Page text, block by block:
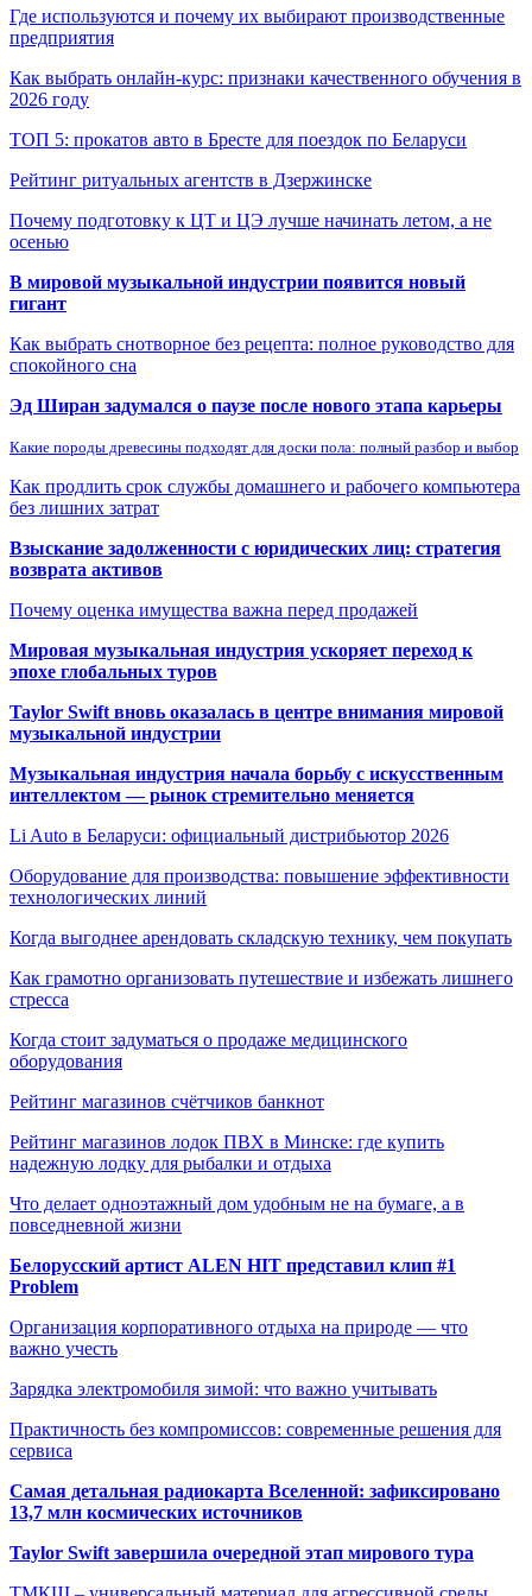
Где используются и почему их выбирают производственные
предприятия
Как выбрать онлайн-курс: признаки качественного обучения в
2026 году
ТОП 5: прокатов авто в Бресте для поездок по Беларуси
Рейтинг ритуальных агентств в Дзержинске
Почему подготовку к ЦТ и ЦЭ лучше начинать летом, а не
осенью
В мировой музыкальной индустрии появится новый
гигант
Как выбрать снотворное без рецепта: полное руководство для
спокойного сна
Эд Ширан задумался о паузе после нового этапа карьеры
Какие породы древесины подходят для доски пола: полный разбор и выбор
Как продлить срок службы домашнего и рабочего компьютера
без лишних затрат
Взыскание задолженности с юридических лиц: стратегия
возврата активов
Почему оценка имущества важна перед продажей
Мировая музыкальная индустрия ускоряет переход к
эпохе глобальных туров
Taylor Swift вновь оказалась в центре внимания мировой
музыкальной индустрии
Музыкальная индустрия начала борьбу с искусственным
интеллектом — рынок стремительно меняется
Li Auto в Беларуси: официальный дистрибьютор 2026
Оборудование для производства: повышение эффективности
технологических линий
Когда выгоднее арендовать складскую технику, чем покупать
Как грамотно организовать путешествие и избежать лишнего
стресса
Когда стоит задуматься о продаже медицинского
оборудования
Рейтинг магазинов счётчиков банкнот
Рейтинг магазинов лодок ПВХ в Минске: где купить
надежную лодку для рыбалки и отдыха
Что делает одноэтажный дом удобным не на бумаге, а в
повседневной жизни
Белорусский артист ALEN HIT представил клип #1
Problem
Организация корпоративного отдыха на природе — что
важно учесть
Зарядка электромобиля зимой: что важно учитывать
Практичность без компромиссов: современные решения для
сервиса
Самая детальная радиокарта Вселенной: зафиксировано
13,7 млн космических источников
Taylor Swift завершила очередной этап мирового тура